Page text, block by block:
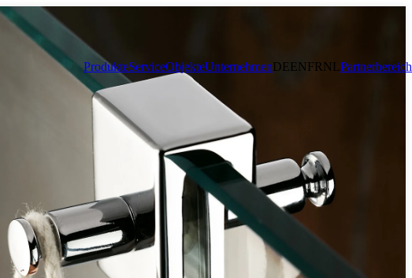
ProdukteServiceObjekteUnternehmenDEENFRNLPartnerbereich